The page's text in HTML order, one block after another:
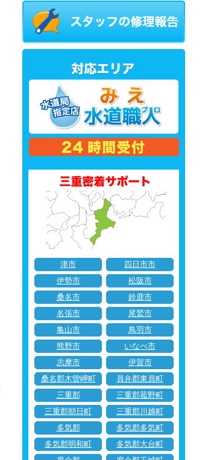
津市
四日市市
伊勢市
松阪市
桑名市
鈴鹿市
名張市
尾鷲市
亀山市
鳥羽市
熊野市
いなべ市
志摩市
伊賀市
桑名郡木曽岬町
員弁郡東員町
三重郡
三重郡菰野町
三重郡朝日町
三重郡川越町
多気郡
多気郡多気町
多気郡明和町
多気郡大台町